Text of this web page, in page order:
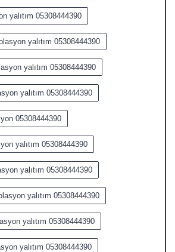
yalıtım 05308444390
yalıtım 05308444390
yalıtım 05308444390
yalıtım 05308444390
05308444390
yalıtım 05308444390
yalıtım 05308444390
yalıtım 05308444390
yalıtım 05308444390
yalıtım 05308444390